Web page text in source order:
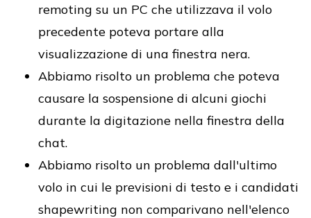
remoting su un PC che utilizzava il volo
precedente poteva portare alla
visualizzazione di una finestra nera.
Abbiamo risolto un problema che poteva
causare la sospensione di alcuni giochi
durante la digitazione nella finestra della
chat.
Abbiamo risolto un problema dall'ultimo
volo in cui le previsioni di testo e i candidati
shapewriting non comparivano nell'elenco